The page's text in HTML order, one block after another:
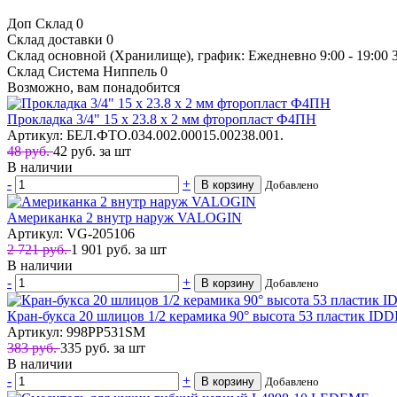
Доп Склад 0
Склад доставки 0
Склад основной (Хранилище), график: Ежедневно 9:00 - 19:00
Склад Система Ниппель 0
Возможно, вам понадобится
Прокладка 3/4" 15 х 23.8 х 2 мм фторопласт Ф4ПН
Артикул: БЕЛ.ФТО.034.002.00015.00238.001.
48 руб.42 руб. за шт
В наличии
-
+ В корзину Добавлено
Американка 2 внутр наруж VALOGIN
Артикул: VG-205106
2 721 руб.1 901 руб. за шт
В наличии
-
+ В корзину Добавлено
Кран-букса 20 шлицов 1/2 керамика 90° высота 53 пластик
Артикул: 998PP531SM
383 руб.335 руб. за шт
В наличии
-
+ В корзину Добавлено